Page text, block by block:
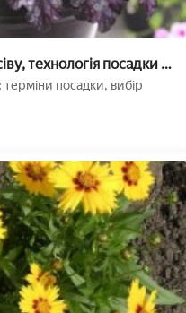
технологія посадки і
посадки, вибір